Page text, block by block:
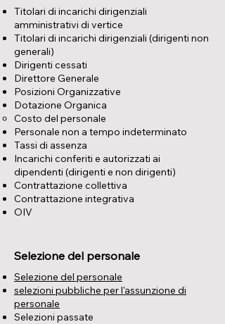
Titolari di incarichi dirigenziali
amministrativi di vertice
Titolari di incarichi dirigenziali (dirigenti non
generali)
Dirigenti cessati
Direttore Generale
Posizioni Organizzative
Dotazione Organica
Costo del personale
Personale non a tempo indeterminato
Tassi di assenza
Incarichi conferiti e autorizzati ai
dipendenti (dirigenti e non dirigenti)
Contrattazione collettiva
Contrattazione integrativa
OIV
Selezione del personale
Selezione del personale
selezioni pubbliche per l'assunzione di
personale
Selezioni passate